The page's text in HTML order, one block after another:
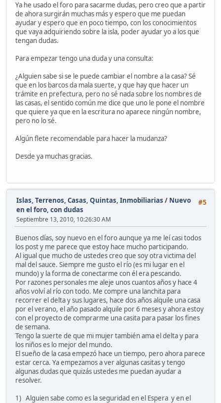
Ya he usado el foro para sacarme dudas, pero creo que a partir
de ahora surgirán muchas más y espero que me puedan
ayudar y espero que en poco tiempo, con los conocimientos
que vaya adquiriendo sobre la isla, poder ayudar yo a los que
tengan dudas.
Para empezar tengo una duda y una consulta:
¿Alguien sabe si se le puede cambiar el nombre a la casa? Sé
que en los barcos da mala suerte, y que hay que hacer un
trámite en prefectura, pero no sé nada sobre los nombres de
las casas, el sentido común me dice que uno le pone el nombre
que quiere ya que en la escritura no aparece ningún nombre,
pero no lo sé.
Algún flete recomendable para hacer la mudanza?
Desde ya muchas gracias.
#5
Islas, Terrenos, Casas, Quintas, Inmobiliarias / Nuevo
en el foro, con dudas
Septiembre 13, 2010, 10:26:30 AM
Buenos días, soy nuevo en el foro aunque ya me leí casi todos
los post y me parece que estoy hace mucho participando.
Al igual que mucho de ustedes creo que soy otra victima del
mal del sauce. Siempre me gusto el río (es mi lugar en el
mundo) y la forma de conectarme con él era pescando.
Por razones personales me aleje unos cuantos años y hace 4
años volví al río con todo. Me compre una lanchita para
recorrer el delta y sus lugares, hace dos años alquile una casa
por el verano, el año pasado alquile por 6 meses y ahora estoy
con el proyecto de comprarme una casita para pasar los fines
de semana.
Tengo la suerte de que mi mujer también ama el delta y para
los niños es lo mejor del mundo.
El sueño de la casa empezó hace un tiempo, pero ahora parece
estar cerca. Ya empezamos a ver algunas casitas y tengo
algunas dudas que quizás ustedes me puedan ayudar a
resolver.
1) Alguien sabe como es la seguridad en el Espera y en el